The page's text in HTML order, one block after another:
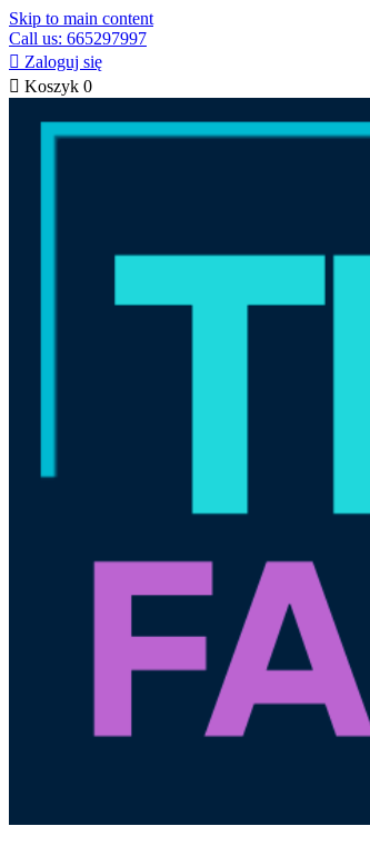
Skip to main content
Call us: 665297997
 Zaloguj się
 Koszyk 0